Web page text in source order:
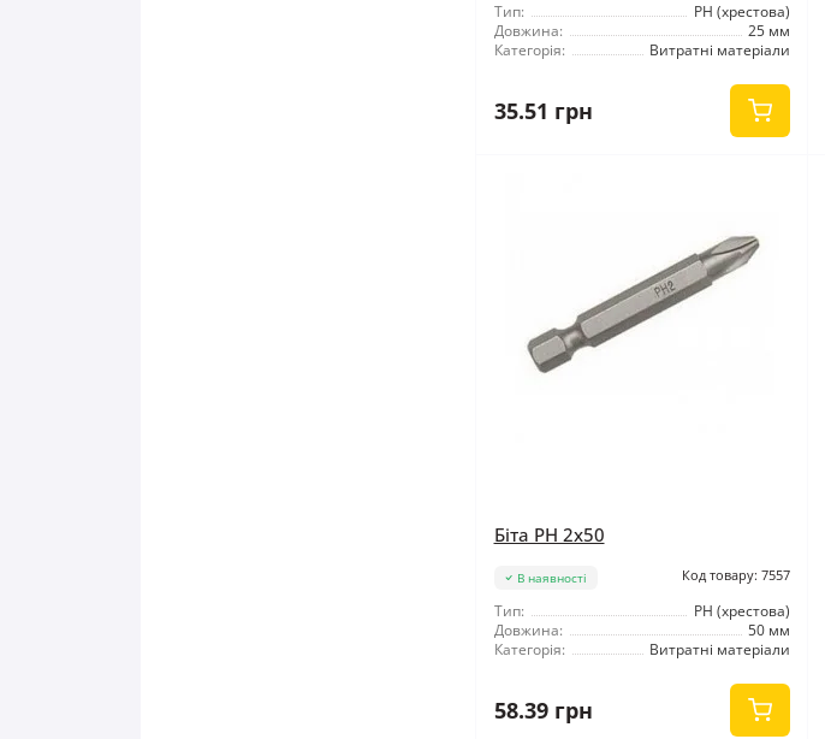
Тип:
РН (хрестова)
Довжина:
25 мм
Категорія:
Витратні матеріали
35.51 грн
Біта PH 2x50
В наявності Код товару: 7557
Тип:
РН (хрестова)
Довжина:
50 мм
Категорія:
Витратні матеріали
58.39 грн